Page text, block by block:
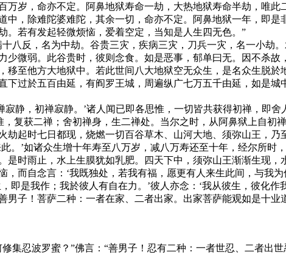
岁，命亦不定。阿鼻地狱寿命一劫，大热地狱寿命半劫，唯
中，除难陀婆难陀，其余一切，命亦不定。阿鼻地狱一年，即
若有发起轻微烦恼，爱着空定，当知是人生四无色。”
八反，名为中劫。谷贵三灾，疾病三灾，刀兵一灾，名一小劫
少微弱。此谷贵时，彼则念食。如是恶事，郁单曰无。因不杀
移至他方大地狱中。若此世间八大地狱空无众生，是名众生脱
下过於五百由延，有阎罗王城，周遍纵广七万五千由延，如是
静，初禅寂静。’诸人闻已即各思惟，一切皆共获得初禅，即
，复获二禅；舍初禅身，生二禅处。当尔之时，从阿鼻狱上自
劫起时七日都现，烧燃一切百谷草木、山河大地、须弥山王，
。’如诸众生增十年寿至八万岁，减八万寿还至十年，经尔所
时雨止，水上生膜犹如乳肥。四天下中，须弥山王渐渐生现
而自念言：‘我既独处，若我有福，愿更有人来生此间，与我
即是我作；我於彼人有自在力。’彼人亦念：‘我从彼生，彼化
子！菩萨二种：一者在家、二者出家。出家菩萨能观如是十
集忍波罗蜜？”佛言：“善男子！忍有二种：一者世忍、二者出